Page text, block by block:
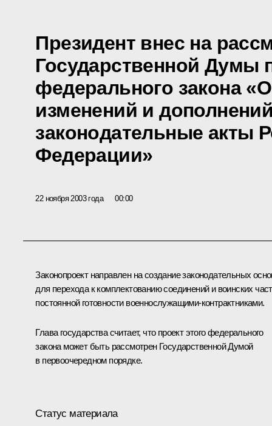
Президент внес на
Государственной Думы
федерального закона
изменений и
законодательные акты
Федерации»
22 ноября 2003 года 00:00
Законопроект направлен на создание законодательных
для перехода к комплектованию соединений и воинских
постоянной готовности военнослужащими-контрактниками.
Глава государства считает, что проект этого федерального
закона может быть рассмотрен Государственной Думой
в первоочередном порядке.
Статус материала